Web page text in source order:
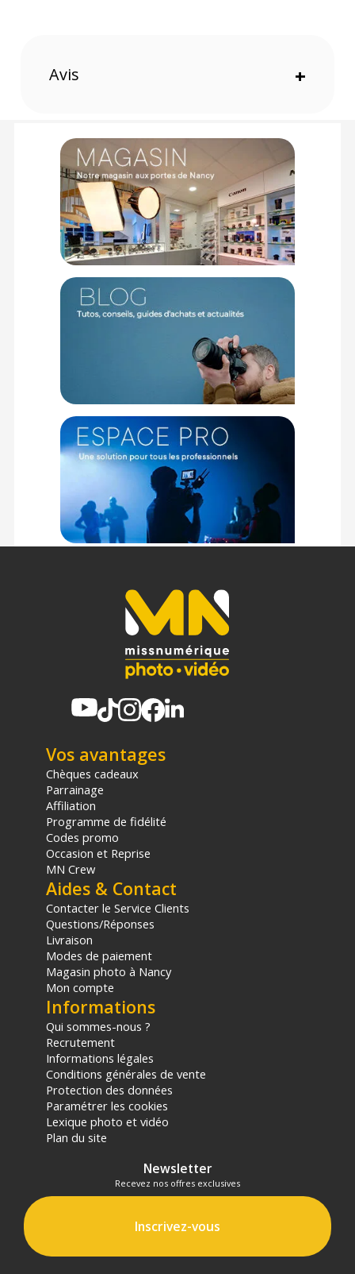
Compatibilité : Windows, macOS, iPadOS et iOS systems
Référence : STMF1000400
CONTENU DU CARTON
1x LaCie Rugged Mini SSD 1To
1x Câble USB-C (20Gbps)
1x Protection USB amovible
1x Guide d'installation rapide
Offre valable jusqu'au 06-08-2026 inclus.
Code EAN LaCie Rugged Mini SSD 1To - Disque dur externe -
(1) Offre valable jusqu'au 31 Décembre 2030 à partir de 49 euros
d'achat, sur la base d'une expédition Chronopost 24H vers un point
relais situé en France continentale uniquement, valable uniquement
sur les produits de moins de 1m et moins de 20Kg.
(2) Sous réserve d'éligibilité.
(3) Nombre de points Fidélité estimés, hors remises au panier, basé
sur le prix TTC en €, les points seront effectivement calculés dans le
Avis +
Vos avantages
Chèques cadeaux
Parrainage
Affiliation
Programme de fidélité
Codes promo
Occasion et Reprise
MN Crew
Aides & Contact
Contacter le Service Clients
Questions/Réponses
Livraison
Modes de paiement
Magasin photo à Nancy
Mon compte
Informations
Qui sommes-nous ?
Recrutement
Informations légales
Conditions générales de vente
Protection des données
Paramétrer les cookies
Lexique photo et vidéo
Plan du site
Newsletter
Recevez nos offres exclusives
Inscrivez-vous